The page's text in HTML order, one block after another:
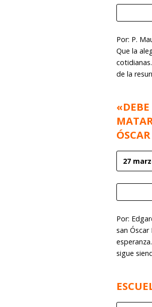
Por: P.
Que la
de la
«DEBE
27
Por:
san
sigue